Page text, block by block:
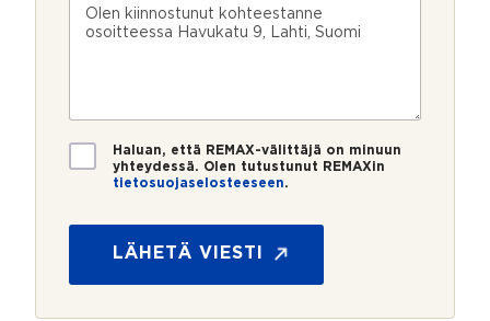
o
*
i
*
T
i
o
Haluan, että REMAX-välittäjä on minuun
yhteydessä. Olen tutustunut REMAXin
tietosuojaselosteeseen.
LÄHETÄ VIESTI